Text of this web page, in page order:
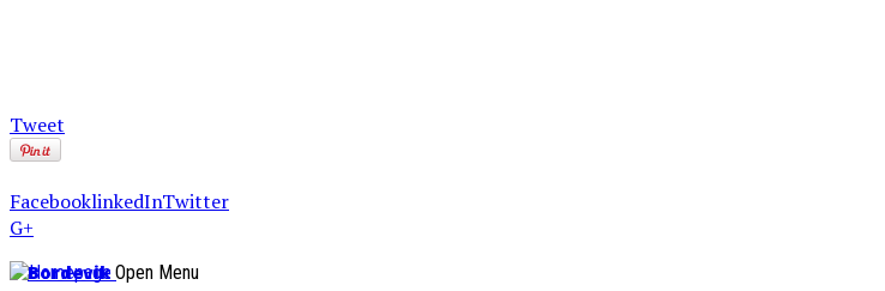
Tweet
FacebooklinkedInTwitter
G+
Bordevik Open Menu